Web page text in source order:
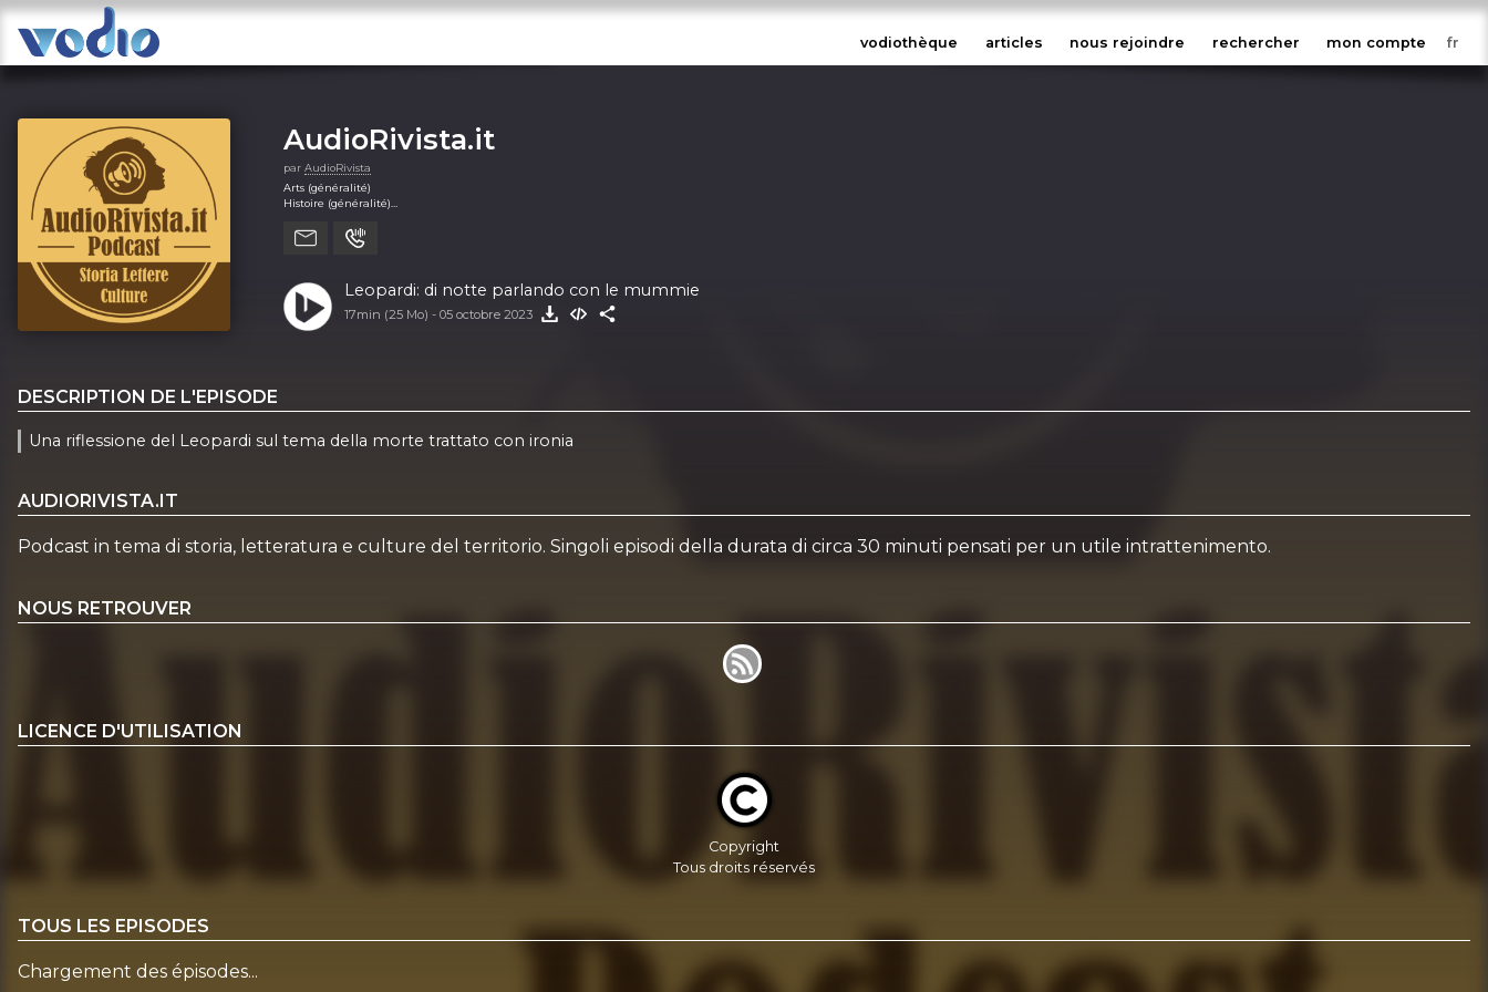
vodiothèque articles nous rejoindre rechercher mon compte
AudioRivista.it
par AudioRivista
Arts (généralité)
Histoire (généralité)
Leopardi: di notte parlando con le mummie
17min (25 Mo) - 05 octobre 2023
DESCRIPTION DE L'EPISODE
Una riflessione del Leopardi sul tema della morte trattato con ironia
AUDIORIVISTA.IT
Podcast in tema di storia, letteratura e culture del territorio. Singoli episodi della durata di circa 30 minuti pensati per un utile intrattenimento.
NOUS RETROUVER
LICENCE D'UTILISATION
Copyright
Tous droits réservés
TOUS LES EPISODES
Chargement des épisodes...